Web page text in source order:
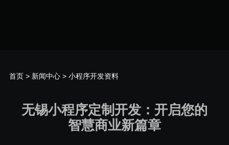
首页> 新闻中心> 小程序开发资料
无锡小程序定制开发：开启您的
智慧商业新篇章